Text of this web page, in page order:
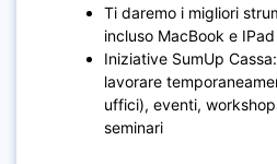
Ti daremo i migliori
incluso MacBook e IPad
Iniziative SumUp
lavorare
uffici), eventi,
seminari